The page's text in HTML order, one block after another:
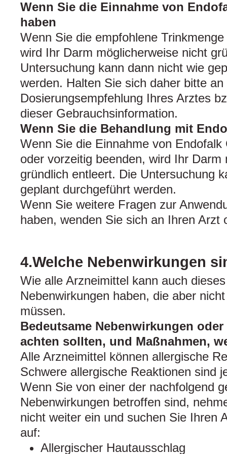
Wenn Sie die Einnahme von
haben
Wenn Sie die empfohlene
wird Ihr Darm möglicherweise nicht
Untersuchung kann dann nicht wie
werden. Halten Sie sich daher bitte an
Dosierungsempfehlung Ihres Arztes
dieser Gebrauchsinformation.
Wenn Sie die Behandlung mit
Wenn Sie die Einnahme von Endofalk
oder vorzeitig beenden, wird Ihr Darm
gründlich entleert. Die Untersuchung
geplant durchgeführt werden.
Wenn Sie weitere Fragen zur
haben, wenden Sie sich an Ihren Arzt
4.Welche Nebenwirkungen
Wie alle Arzneimittel kann auch
Nebenwirkungen haben, die aber
müssen.
Bedeutsame Nebenwirkungen
achten sollten, und Maßnahmen,
Alle Arzneimittel können allergische
Schwere allergische Reaktionen sind
Wenn Sie von einer der nachfolgend
Nebenwirkungen betroffen sind,
nicht weiter ein und suchen Sie Ihren
auf:
Allergischer Hautausschlag